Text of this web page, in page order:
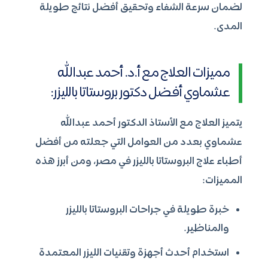
لضمان سرعة الشفاء وتحقيق أفضل نتائج طويلة
المدى.
مميزات العلاج مع أ.د. أحمد عبدالله
عشماوي أفضل دكتور بروستاتا بالليزر:
يتميز العلاج مع الأستاذ الدكتور أحمد عبدالله
عشماوي بعدد من العوامل التي جعلته من أفضل
أطباء علاج البروستاتا بالليزر في مصر، ومن أبرز هذه
المميزات:
خبرة طويلة في جراحات البروستاتا بالليزر
والمناظير.
استخدام أحدث أجهزة وتقنيات الليزر المعتمدة